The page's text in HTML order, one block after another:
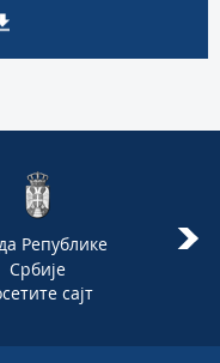
Републике
Србије
сајт